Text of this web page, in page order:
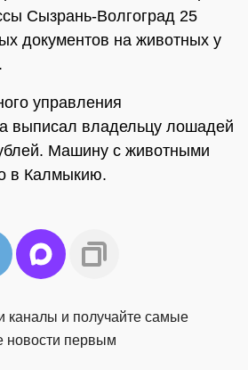
Сызрань-Волгоград 25
документов на животных у
управления
выписал владельцу лошадей
Машину с животными
в Калмыкию.
каналы и получайте самые
новости первым